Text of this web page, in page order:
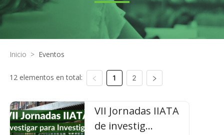
Inicio > Eventos
12 elementos en total: 1 2
VII Jornadas IIATA
de investig...